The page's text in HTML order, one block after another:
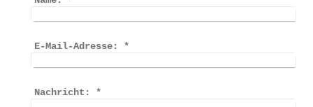
E-Mail-Adresse: *
Nachricht: *